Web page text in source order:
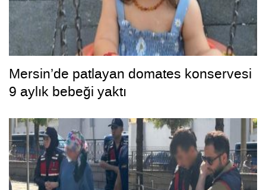
Mersin’de patlayan domates konservesi
9 aylık bebeği yaktı